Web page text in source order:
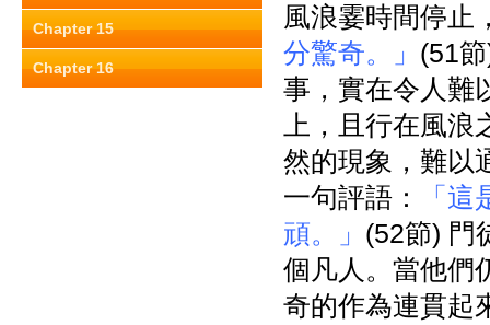
Chapter 15
Chapter 16
風浪霎時間停止
分驚奇。」 (51
事，實在令人難
上，且行在風
然的現象，難以
一句評語：
「
頑。」 (52節) 門
個凡人。當他們
奇的作為連貫起